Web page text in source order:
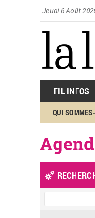
Jeudi 6 Août
FIL INFOS
QUI